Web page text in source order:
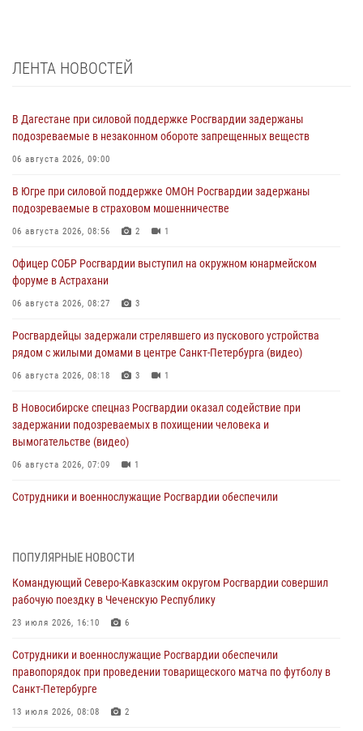
ЛЕНТА НОВОСТЕЙ
В Дагестане при силовой поддержке Росгвардии задержаны
подозреваемые в незаконном обороте запрещенных веществ
06 августа 2026, 09:00
В Югре при силовой поддержке ОМОН Росгвардии задержаны
подозреваемые в страховом мошенничестве
06 августа 2026, 08:56 2 1
Офицер СОБР Росгвардии выступил на окружном юнармейском
форуме в Астрахани
06 августа 2026, 08:27 3
Росгвардейцы задержали стрелявшего из пускового устройства
рядом с жилыми домами в центре Санкт-Петербурга (видео)
06 августа 2026, 08:18 3 1
В Новосибирске спецназ Росгвардии оказал содействие при
задержании подозреваемых в похищении человека и
вымогательстве (видео)
06 августа 2026, 07:09 1
Сотрудники и военнослужащие Росгвардии обеспечили
06 августа 2026, 07:03 3
В Грозном военнослужащие Росгвардии присоединились к
всероссийской донорской акции «От сердца к сердцу»
06 августа 2026, 06:30
В Бурятии и Приамурье росгвардейцы задержали подозреваемых в
незаконном обороте наркотиков
06 августа 2026, 06:15
ПОПУЛЯРНЫЕ НОВОСТИ
Командующий Северо-Кавказским округом Росгвардии совершил
рабочую поездку в Чеченскую Республику
23 июля 2026, 16:10 6
Сотрудники и военнослужащие Росгвардии обеспечили
правопорядок при проведении товарищеского матча по футболу в
Санкт-Петербурге
13 июля 2026, 08:08 2